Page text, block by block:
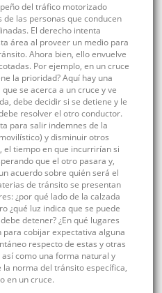
del tráfico motorizado
de las personas que conducen
El derecho intenta
área al proveer un medio para
Ahora bien, ello envuelve
Por ejemplo, en un cruce
la prioridad? Aquí hay una
se acerca a un cruce y ve
debe decidir si se detiene y le
resolver el otro conductor.
para salir indemnes de la
y disminuir otros
el tiempo en que incurrirían si
que el otro pasara y,
acuerdo sobre quién será el
de tránsito se presentan
¿por qué lado de la calzada
¿qué luz indica que se puede
detener? ¿En qué lugares
para cobijar expectativa alguna
respecto de estas y otras
como una forma natural y
norma del tránsito específica,
en un cruce.